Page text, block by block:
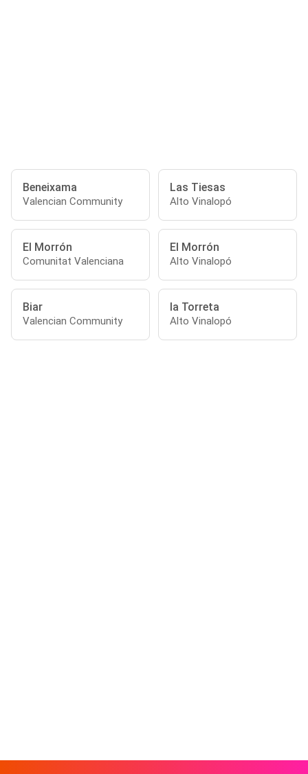
Beneixama
Valencian Community
Las Tiesas
Alto Vinalopó
El Morrón
Comunitat Valenciana
El Morrón
Alto Vinalopó
Biar
Valencian Community
la Torreta
Alto Vinalopó